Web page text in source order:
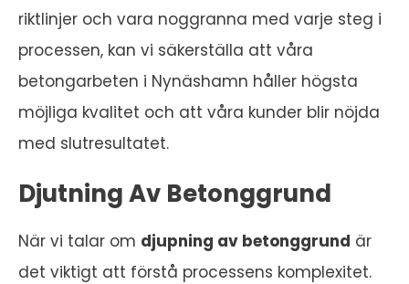
riktlinjer och vara noggranna med varje steg i
processen, kan vi säkerställa att våra
betongarbeten i Nynäshamn håller högsta
möjliga kvalitet och att våra kunder blir nöjda
med slutresultatet.
Djutning Av Betonggrund
När vi talar om djupning av betonggrund är
det viktigt att förstå processens komplexitet.